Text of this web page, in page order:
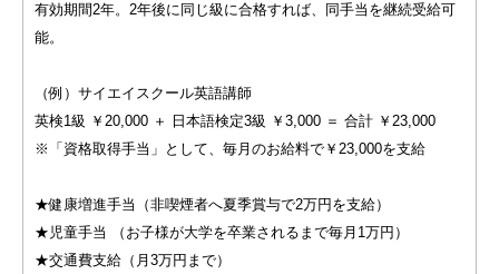
有効期間2年。2年後に同じ級に合格すれば、同手当を継続受給可
能。
（例）サイエイスクール英語講師
英検1級 ￥20,000 ＋ 日本語検定3級 ￥3,000 ＝ 合計 ￥23,000
※「資格取得手当」として、毎月のお給料で￥23,000を支給
★健康増進手当（非喫煙者へ夏季賞与で2万円を支給）
★児童手当 （お子様が大学を卒業されるまで毎月1万円）
★交通費支給（月3万円まで）